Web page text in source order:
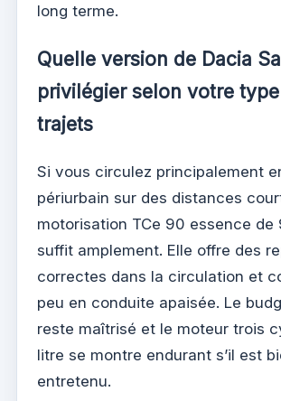
long terme.
Quelle version de Dacia
privilégier selon votre
trajets
Si vous circulez principalement
périurbain sur des distances
motorisation TCe 90 essence de
suffit amplement. Elle offre des
correctes dans la circulation et
peu en conduite apaisée. Le
reste maîtrisé et le moteur trois
litre se montre endurant s’il est
entretenu.